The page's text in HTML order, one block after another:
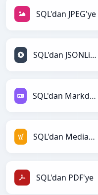
SQL'dan JPEG'ye
SQL'dan JSONLines'ye
SQL'dan Markdown'ye
SQL'dan MediaWiki'ye
SQL'dan PDF'ye